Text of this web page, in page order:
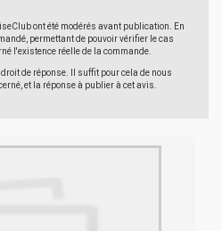
ont été modérés avant publication. En
permettant de pouvoir vérifier le cas
l'existence réelle de la commande.
de réponse. Il suffit pour cela de nous
et la réponse à publier à cet avis.